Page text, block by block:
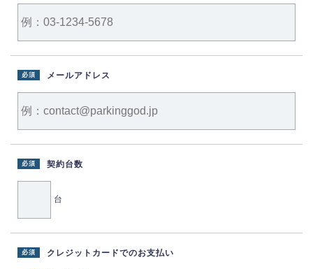
メールアドレス
必須
契約台数
必須
台
クレジットカードでのお支払い
必須